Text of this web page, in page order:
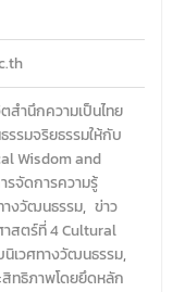
สำนึกความเป็นไทย
รมจริยธรรมให้กับ
Wisdom and
รจัดการความรู้
งวัฒนธรรม, ข่าว
สตร์ที่ 4 Cultural
นิเวศทางวัฒนธรรม,
ทธิภาพโดยยึดหลัก